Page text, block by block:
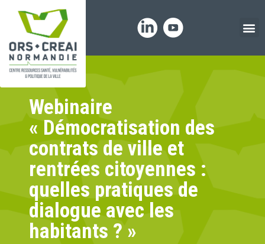
Webinaire
« Démocratisation des
contrats de ville et
rentrées citoyennes :
quelles pratiques de
dialogue avec les
habitants ? »
Panneau de gestion des cookies